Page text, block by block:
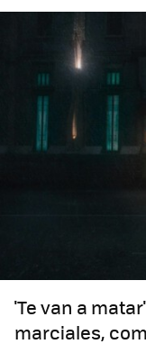
'Te van a
marciales,